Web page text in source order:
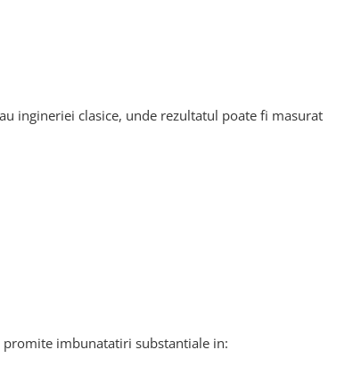
ingineriei clasice, unde rezultatul poate fi masurat
promite imbunatatiri substantiale in: